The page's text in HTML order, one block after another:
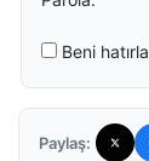
Beni hatırla
Paylaş: